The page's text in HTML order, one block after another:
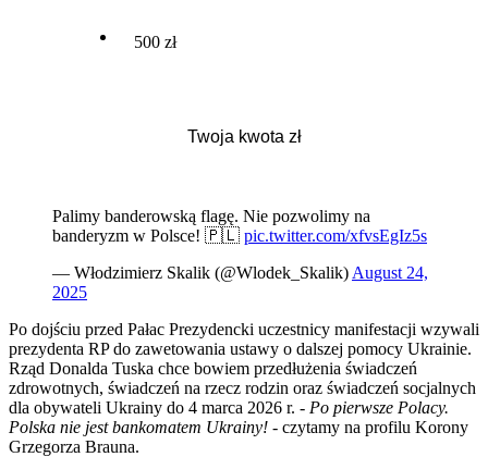
500 zł
Palimy banderowską flagę. Nie pozwolimy na
banderyzm w Polsce! 🇵🇱 pic.twitter.com/xfvsEgIz5s
— Włodzimierz Skalik (@Wlodek_Skalik) August 24,
2025
Po dojściu przed Pałac Prezydencki uczestnicy manifestacji wzywali
prezydenta RP do zawetowania ustawy o dalszej pomocy Ukrainie.
Rząd Donalda Tuska chce bowiem przedłużenia świadczeń
zdrowotnych, świadczeń na rzecz rodzin oraz świadczeń socjalnych
dla obywateli Ukrainy do 4 marca 2026 r. - Po pierwsze Polacy.
Polska nie jest bankomatem Ukrainy! - czytamy na profilu Korony
Grzegorza Brauna.